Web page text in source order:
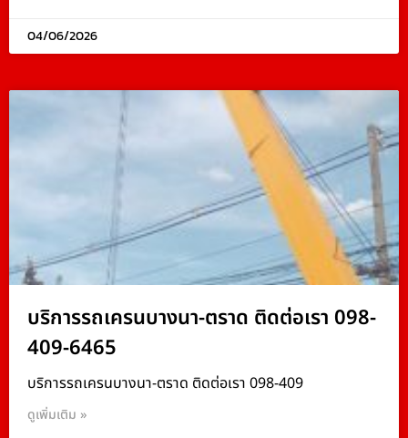
04/06/2026
บริการรถเครนบางนา-ตราด ติดต่อเรา 098-
409-6465
บริการรถเครนบางนา-ตราด ติดต่อเรา 098-409
ดูเพิ่มเติม »